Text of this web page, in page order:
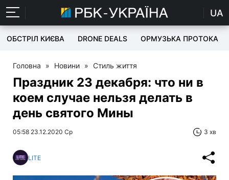
UA
ОБСТРІЛ КИЄВА DRONE DEALS ОРМУЗЬКА ПРОТОКА
Головна » Новини » Стиль життя
Праздник 23 декабря: что ни в
коем случае нельзя делать в
день святого Мины
05:58 23.12.2020 Ср 3 хв
LITE